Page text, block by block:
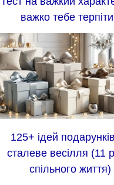
важко тебе
125+ ідей
сталеве весілля (11
спільного життя)